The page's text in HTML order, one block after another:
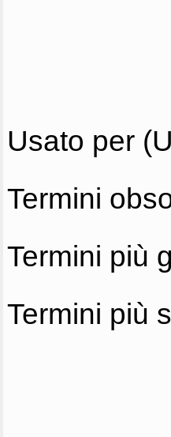
Usato per
Termini
Termini più
Termini più